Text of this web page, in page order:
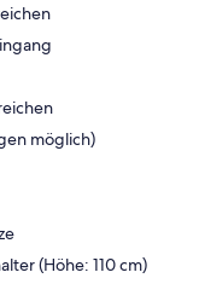
möglich)
(Höhe: 110 cm)